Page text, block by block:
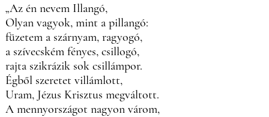
„Az én nevem Illangó,
Olyan vagyok, mint a pillangó:
füzetem a szárnyam, ragyogó,
a szívecském fényes, csillogó,
rajta szikrázik sok csillámpor.
Égből szeretet villámlott,
Uram, Jézus Krisztus megváltott.
A mennyországot nagyon várom,